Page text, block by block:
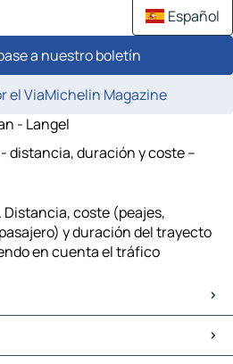
Español
a nuestro boletín
el ViaMichelin Magazine
- Langel
distancia, duración y coste –
Distancia, coste (peajes,
y duración del trayecto
en cuenta el tráfico